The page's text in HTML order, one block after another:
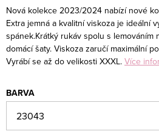
Nová kolekce 2023/2024 nabízí nové
Extra jemná a kvalitní viskoza je ideální
spánek.Krátký rukáv spolu s lemováním
domácí šaty. Viskoza zaručí maximální
Vyrábí se až do velikosti XXXL. Více
BARVA